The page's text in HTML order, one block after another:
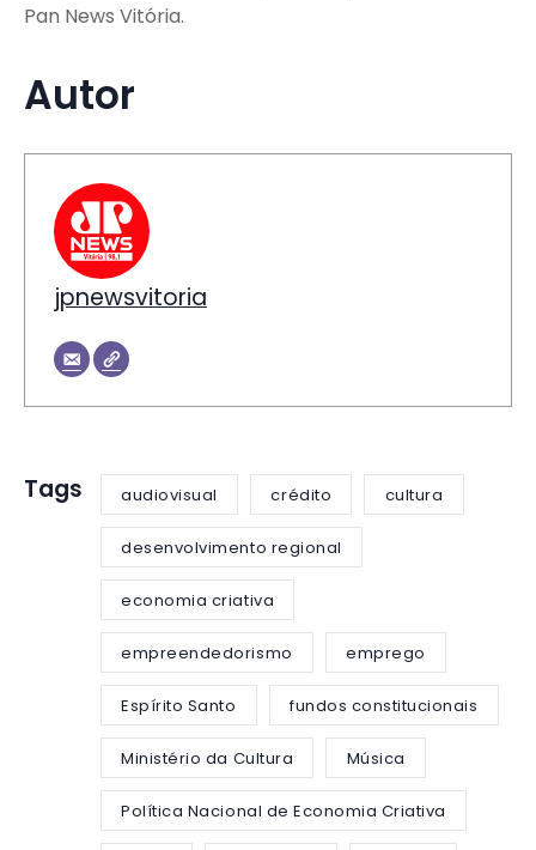
Pan News Vitória.
Autor
jpnewsvitoria
Tags audiovisual crédito cultura
desenvolvimento regional
economia criativa
empreendedorismo emprego
Espírito Santo fundos constitucionais
Ministério da Cultura Música
Política Nacional de Economia Criativa